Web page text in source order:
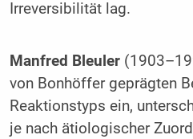
Irreversibilität lag.
Manfred Bleuler
von Bonhöffer geprägten
Reaktionstyps ein,
je nach ätiologischer